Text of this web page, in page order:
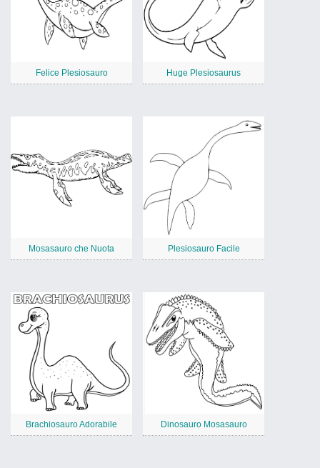
Felice Plesiosauro Huge Plesiosaurus
Mosasauro che Nuota Plesiosauro Facile
Brachiosauro Adorabile Dinosauro Mosasauro